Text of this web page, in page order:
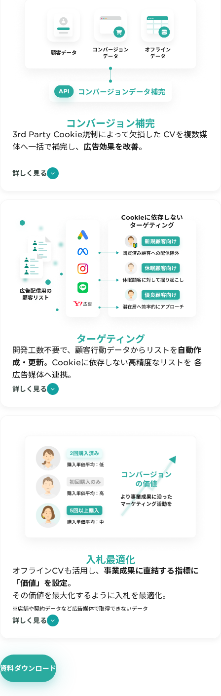
コンバージョン補完
3rd Party Cookie規制によって欠損した CVを複数媒
体へ一括で補完し、 広告効果を改善。
詳しく見る
ターゲティング
開発工数不要で、顧客行動データからリストを 自動作
成・更新。 Cookieに依存しない高精度なリストを 各
広告媒体へ連携。
詳しく見る
入札最適化
オフラインCVも活用し、 事業成果に直結する指標に
「価値」を設定。
その価値を最大化するように入札を最適化。
※店舗や契約データなど広告媒体で取得できないデータ
詳しく見る
資料ダウンロード